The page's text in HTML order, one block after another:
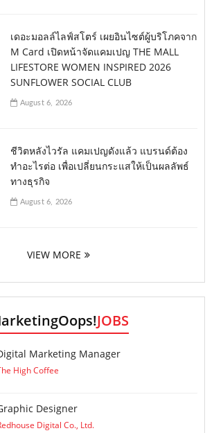
เดอะมอลล์ไลฟ์สโตร์ เผยอินไซต์ผู้บริโภคจาก
M Card เปิดหน้าจัดแคมเปญ THE MALL
LIFESTORE WOMEN INSPIRED 2026
SUNFLOWER SOCIAL CLUB
August 6, 2026
ชีวิตหลังไวรัล แคมเปญดังแล้ว แบรนด์ต้อง
ทำอะไรต่อ เพื่อเปลี่ยนกระแสให้เป็นผลลัพธ์
ทางธุรกิจ
August 6, 2026
VIEW MORE
JOBS
Marketing Manager
High Coffee
Designer
Digital Co., Ltd.